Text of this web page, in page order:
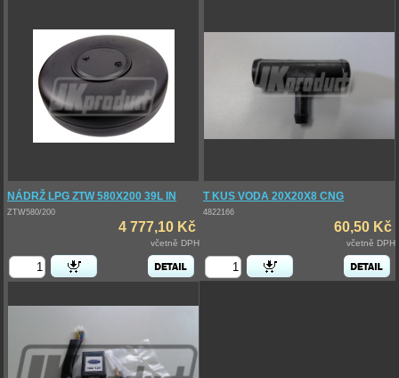
NÁDRŽ LPG ZTW 580X200 39L IN
ZTW580/200
4 777,10 Kč
včetně DPH
T KUS VODA 20X20X8 CNG
4822166
60,50 Kč
včetně DPH